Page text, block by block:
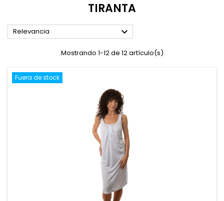
TIRANTA
Relevancia 
Mostrando 1-12 de 12 artículo(s)
Fuera de stock